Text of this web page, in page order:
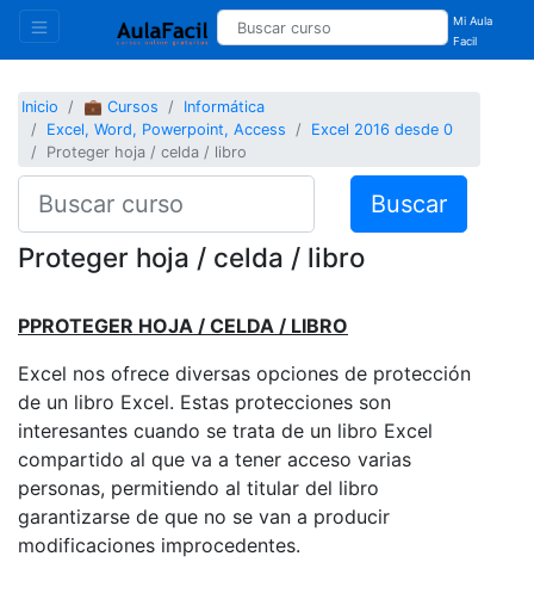
Mi Aula
Facil
Inicio 💼 Cursos
Informática
Excel, Word, Powerpoint, Access
Excel 2016 desde 0
Proteger hoja / celda / libro
Buscar
Proteger hoja / celda / libro
PPROTEGER HOJA / CELDA / LIBRO
Excel nos ofrece diversas opciones de protección
de un libro Excel. Estas protecciones son
interesantes cuando se trata de un libro Excel
compartido al que va a tener acceso varias
personas, permitiendo al titular del libro
garantizarse de que no se van a producir
modificaciones improcedentes.